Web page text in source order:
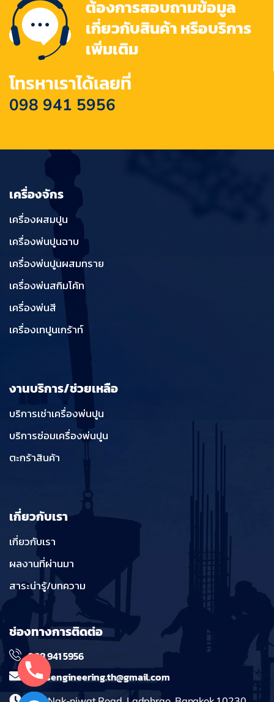
ต้องการสอบถามข้อมูล
เกี่ยวกับสินค้า หรือบริการ
เพิ่มเติม
โทรหาเราได้เลยที่
098 941 5956
เครื่องจักร
เครื่องผสมปูน
เครื่องพ่นปูนฉาบ
เครื่องพ่นปูนผสมทราย
เครื่องพ่นสกิมโค้ท
เครื่องพ่นสี
เครื่องเทปูนเกร้าท์
งานบริการ/ช่วยเหลือ
บริการเช่าเครื่องพ่นปูน
บริการซ่อมเครื่องพ่นปูน
ตะกร้าสินค้า
เกี่ยวกับเรา
เกี่ยวกับเรา
ผลงานที่ผ่านมา
สาระน่ารู้/บทความ
ช่องทางการติดต่อ
098 941 5956
massengineering.th@gmail.com